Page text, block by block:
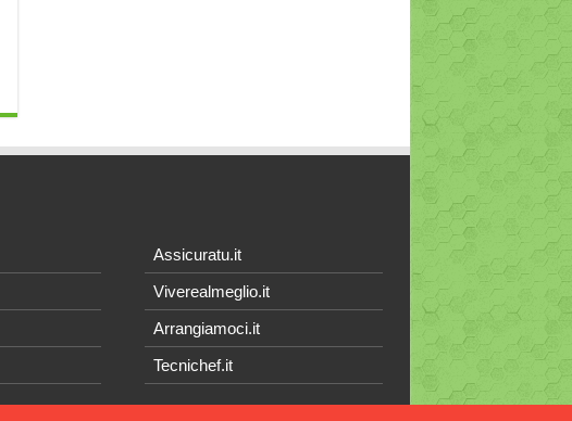
Assicuratu.it
Viverealmeglio.it
Arrangiamoci.it
Tecnichef.it